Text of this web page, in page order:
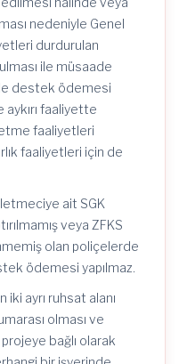
nedeniyle Genel
durdurulan
ile müsaade
destek ödemesi
aykırı faaliyette
faaliyetleri
faaliyetleri için de
ait SGK
veya ZFKS
olan poliçelerde
ödemesi yapılmaz.
iki ayrı ruhsat alanı
olması ve
bağlı olarak